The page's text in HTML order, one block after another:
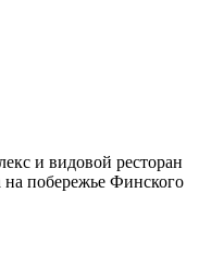
и видовой ресторан
на побережье Финского